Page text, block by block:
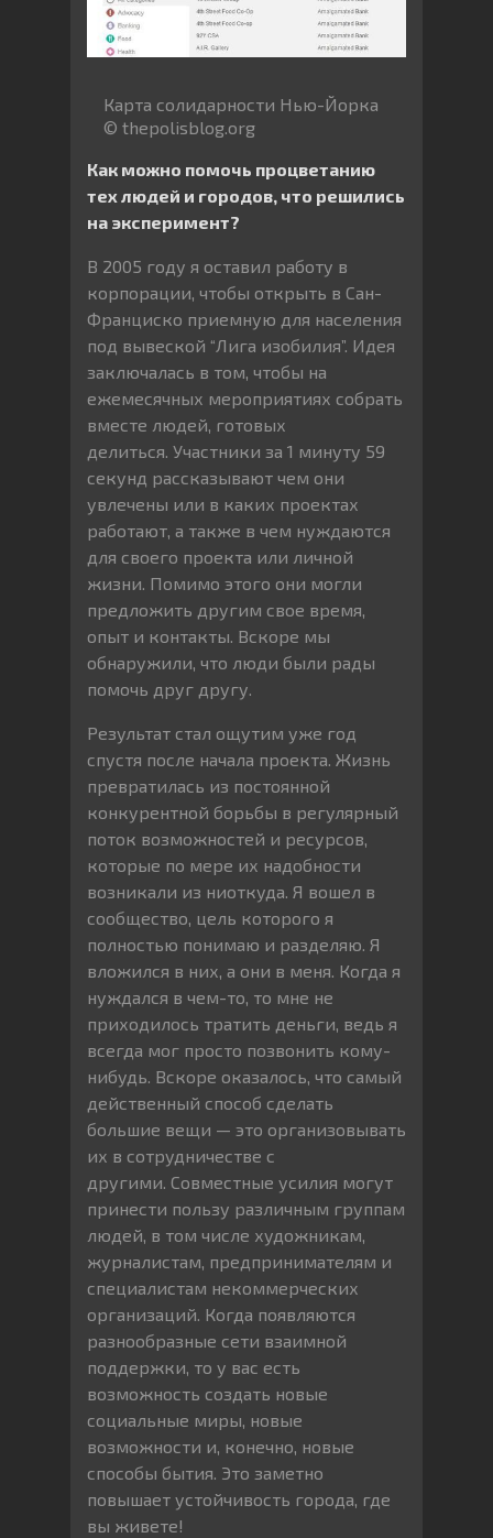
Карта солидарности Нью-Йорка
© thepolisblog.org
Как можно помочь процветанию
тех людей и городов, что решились
на эксперимент?
В 2005 году я оставил работу в
корпорации, чтобы открыть в Сан-
Франциско приемную для населения
под вывеской “Лига изобилия”. Идея
заключалась в том, чтобы на
ежемесячных мероприятиях собрать
вместе людей, готовых
делиться. Участники за 1 минуту 59
секунд рассказывают чем они
увлечены или в каких проектах
работают, а также в чем нуждаются
для своего проекта или личной
жизни. Помимо этого они могли
предложить другим свое время,
опыт и контакты. Вскоре мы
обнаружили, что люди были рады
помочь друг другу.
Результат стал ощутим уже год
спустя после начала проекта. Жизнь
превратилась из постоянной
конкурентной борьбы в регулярный
поток возможностей и ресурсов,
которые по мере их надобности
возникали из ниоткуда. Я вошел в
сообщество, цель которого я
полностью понимаю и разделяю. Я
вложился в них, а они в меня. Когда я
нуждался в чем-то, то мне не
приходилось тратить деньги, ведь я
всегда мог просто позвонить кому-
нибудь. Вскоре оказалось, что самый
действенный способ сделать
большие вещи — это организовывать
их в сотрудничестве с
другими. Совместные усилия могут
принести пользу различным группам
людей, в том числе художникам,
журналистам, предпринимателям и
специалистам некоммерческих
организаций. Когда появляются
разнообразные сети взаимной
поддержки, то у вас есть
возможность создать новые
социальные миры, новые
возможности и, конечно, новые
способы бытия. Это заметно
повышает устойчивость города, где
вы живете!